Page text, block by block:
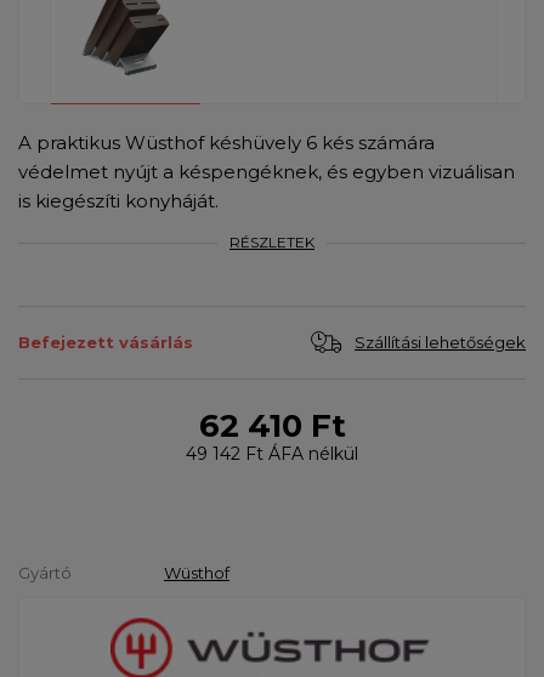
A praktikus Wüsthof késhüvely 6 kés számára
védelmet nyújt a késpengéknek, és egyben vizuálisan
is kiegészíti konyháját.
RÉSZLETEK
Befejezett vásárlás Szállítási lehetőségek
62 410 Ft
49 142 Ft ÁFA nélkül
Gyártó Wüsthof